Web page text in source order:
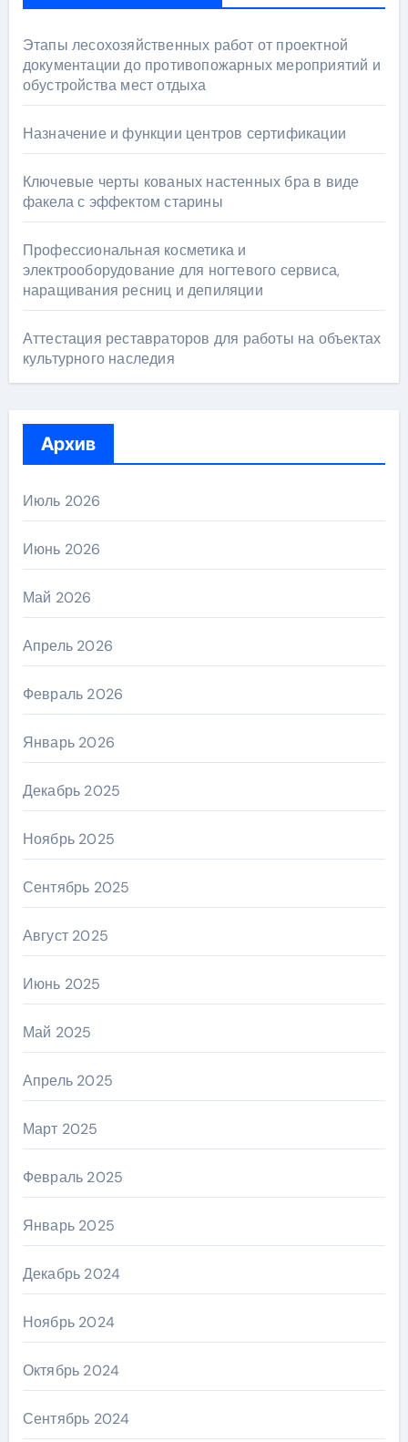
Этапы лесохозяйственных работ от проектной
документации до противопожарных мероприятий и
обустройства мест отдыха
Назначение и функции центров сертификации
Ключевые черты кованых настенных бра в виде
факела с эффектом старины
Профессиональная косметика и
электрооборудование для ногтевого сервиса,
наращивания ресниц и депиляции
Аттестация реставраторов для работы на объектах
культурного наследия
Архив
Июль 2026
Июнь 2026
Май 2026
Апрель 2026
Февраль 2026
Январь 2026
Декабрь 2025
Ноябрь 2025
Сентябрь 2025
Август 2025
Июнь 2025
Май 2025
Апрель 2025
Март 2025
Февраль 2025
Январь 2025
Декабрь 2024
Ноябрь 2024
Октябрь 2024
Сентябрь 2024